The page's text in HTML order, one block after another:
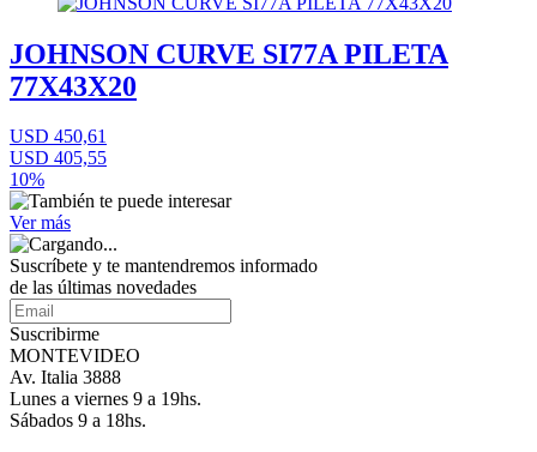
JOHNSON CURVE SI77A PILETA
77X43X20
USD 450,61
USD 405,55
10%
Ver más
Suscríbete y te mantendremos informado
de las últimas novedades
Suscribirme
MONTEVIDEO
Av. Italia 3888
Lunes a viernes 9 a 19hs.
Sábados 9 a 18hs.